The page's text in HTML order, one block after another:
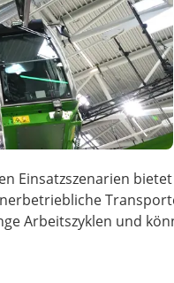
Einsatzszenarien
Arbeitszyklen und